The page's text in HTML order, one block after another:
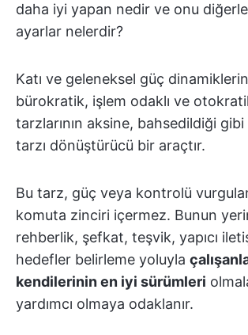
daha iyi yapan nedir ve onu
ayarlar nelerdir?
Katı ve geleneksel güç
bürokratik, işlem odaklı ve
tarzlarının aksine, bahsedildiği
tarzı dönüştürücü bir araçtır.
Bu tarz, güç veya kontrolü
komuta zinciri içermez. Bunun
rehberlik, şefkat, teşvik, yapıcı
hedefler belirleme yoluyla
kendilerinin en iyi sürümleri
yardımcı olmaya odaklanır.